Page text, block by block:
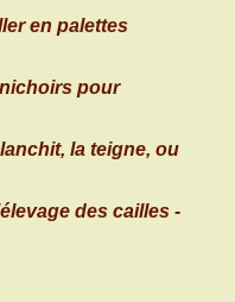
en palettes
pour
la teigne, ou
des cailles -